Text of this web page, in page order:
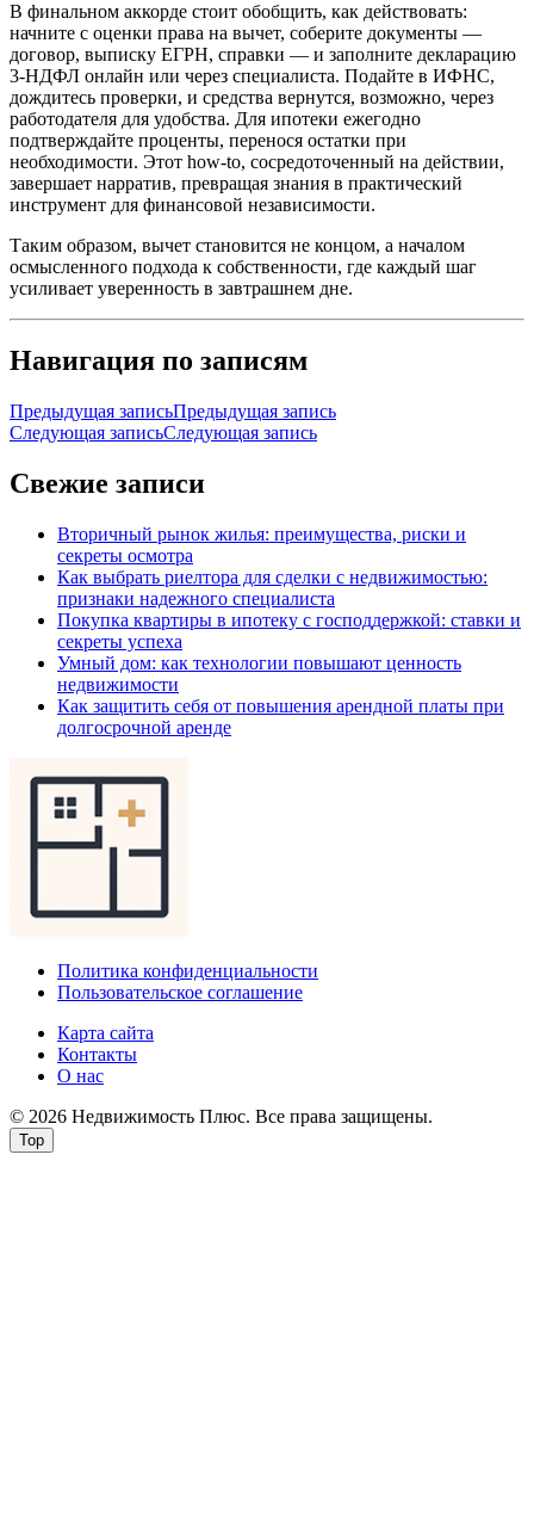
В финальном аккорде стоит обобщить, как действовать:
начните с оценки права на вычет, соберите документы —
договор, выписку ЕГРН, справки — и заполните декларацию
3-НДФЛ онлайн или через специалиста. Подайте в ИФНС,
дождитесь проверки, и средства вернутся, возможно, через
работодателя для удобства. Для ипотеки ежегодно
подтверждайте проценты, перенося остатки при
необходимости. Этот how-to, сосредоточенный на действии,
завершает нарратив, превращая знания в практический
инструмент для финансовой независимости.
Таким образом, вычет становится не концом, а началом
осмысленного подхода к собственности, где каждый шаг
усиливает уверенность в завтрашнем дне.
Навигация по записям
Предыдущая записьПредыдущая запись
Следующая записьСледующая запись
Свежие записи
Вторичный рынок жилья: преимущества, риски и
секреты осмотра
Как выбрать риелтора для сделки с недвижимостью:
признаки надежного специалиста
Покупка квартиры в ипотеку с господдержкой: ставки и
секреты успеха
Умный дом: как технологии повышают ценность
недвижимости
Как защитить себя от повышения арендной платы при
долгосрочной аренде
Политика конфиденциальности
Пользовательское соглашение
Карта сайта
Контакты
О нас
© 2026 Недвижимость Плюс. Все права защищены.
Top